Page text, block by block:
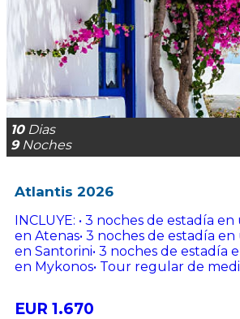
10Dias
9Noches
Atlantis 2026
INCLUYE: • 3 noches de estadía
en Atenas• 3 noches de estadía en
en Santorini• 3 noches de estadía
en Mykonos• Tour regular de
EUR 1.670